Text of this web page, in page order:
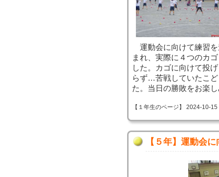
運動会に向けて練習を
まれ、実際に４つのカ
した。カゴに向けて投
らず…苦戦していたこ
た。当日の勝敗をお楽
【１年生のページ】 2024-10-
【５年】運動会